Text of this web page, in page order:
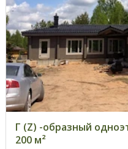
Г (Z) -образный
200 м²